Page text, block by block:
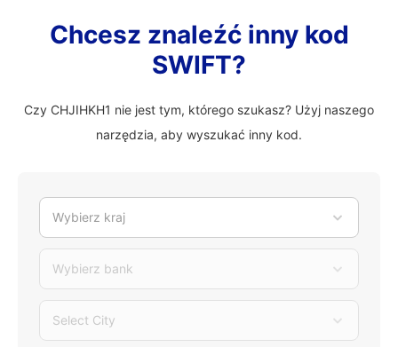
Chcesz znaleźć inny kod
SWIFT?
Czy CHJIHKH1 nie jest tym, którego szukasz? Użyj naszego
narzędzia, aby wyszukać inny kod.
Wybierz kraj
Wybierz bank
Select City